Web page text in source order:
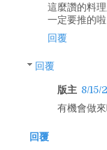
這麼讚的料
一定要推的啦
回覆
回覆
版主 8/15/
有機會做來
回覆